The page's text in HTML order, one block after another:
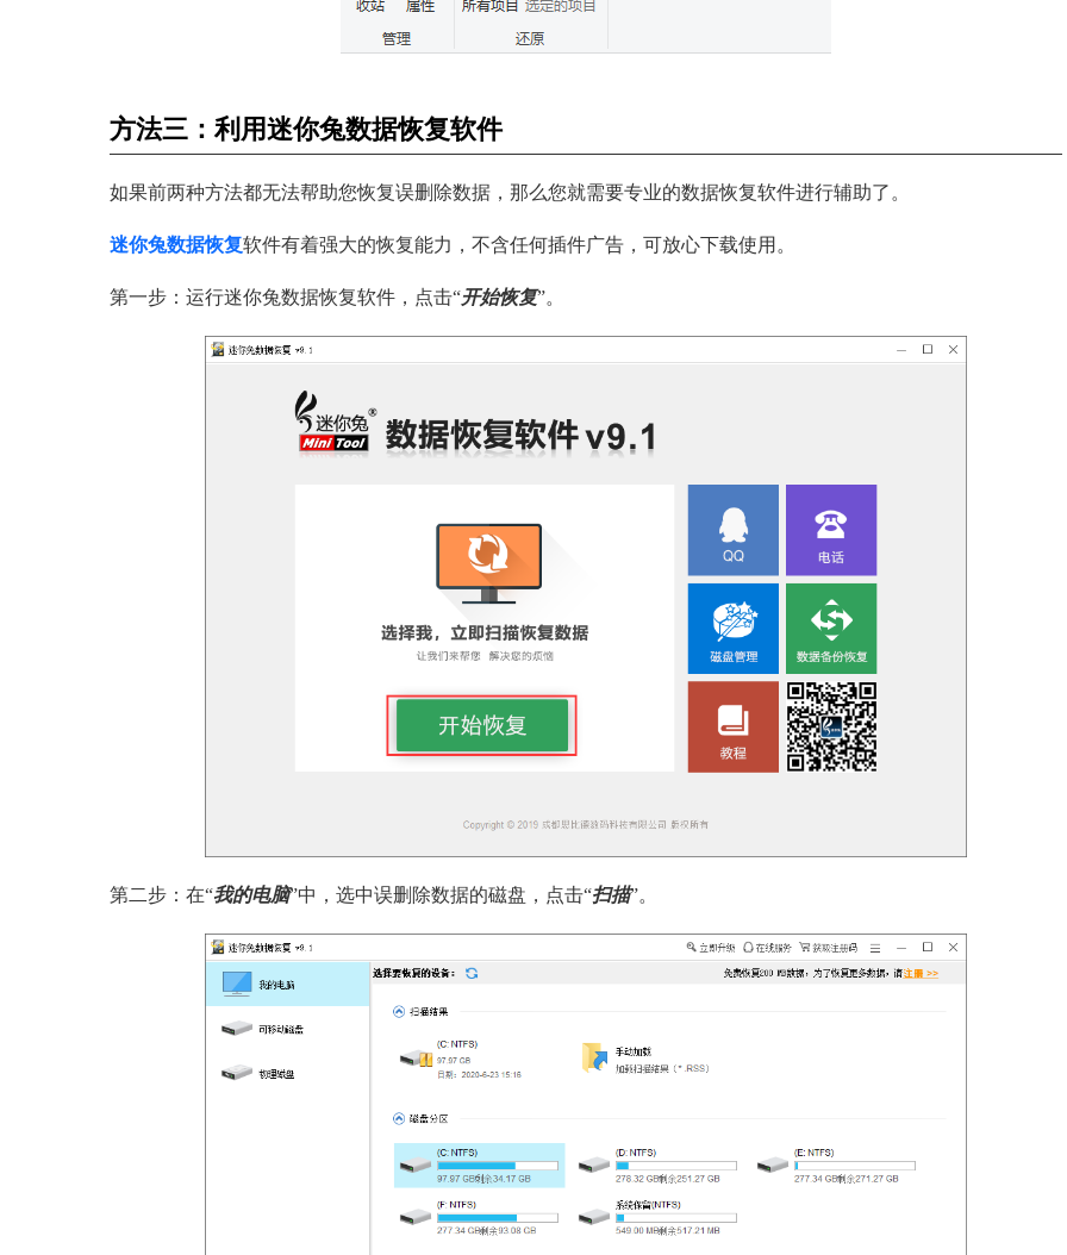
方法三：利用迷你兔数据恢复软件
如果前两种方法都无法帮助您恢复误删除数据，那么您就需要专业的数据恢复软件进行辅助了。
迷你兔数据恢复软件有着强大的恢复能力，不含任何插件广告，可放心下载使用。
第一步：运行迷你兔数据恢复软件，点击“开始恢复”。
第二步：在“我的电脑”中，选中误删除数据的磁盘，点击“扫描”。